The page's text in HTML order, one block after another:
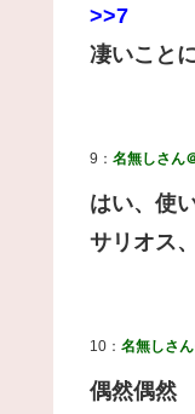
>>7
凄いこと
9： 名無しさん
はい、使
サリオス
10： 名無しさ
偶然偶然